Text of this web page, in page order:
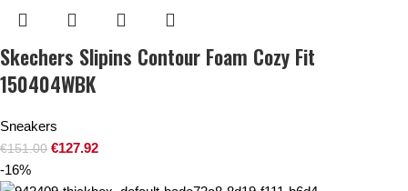
Skechers Slipins Contour Foam Cozy Fit
150404WBK
Sneakers
€151.00 €127.92
-16%